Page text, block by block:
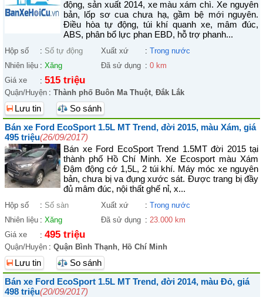
động, sản xuất 2014, xe màu xám chì. Xe nguyên
bản, lốp sơ cua chưa hạ, gầm bệ mới nguyên.
Điều hòa tự động, túi khí quanh xe, mâm đúc,
ABS, phân bổ lực phan EBD, hỗ trợ phanh...
Hộp số : Số tự động Xuất xứ : Trong nước
Nhiên liệu : Xăng Đã sử dụng : 0 km
Giá xe
: 515 triệu
Quận/Huyện : Thành phố Buôn Ma Thuột, Đắk Lắk
Lưu tin
So sánh
Bán xe Ford EcoSport 1.5L MT Trend, đời 2015, màu Xám, giá
495 triệu(26/09/2017)
Bán xe Ford EcoSport Trend 1.5MT đời 2015 tại
thành phố Hồ Chí Minh. Xe Ecosport màu Xám
Đậm động cớ 1,5L, 2 túi khí. Máy móc xe nguyên
bản, chưa bị va đụng xước sát. Được trang bị đầy
đủ mâm đúc, nội thất ghế nỉ, x...
Hộp số : Số sàn Xuất xứ : Trong nước
Nhiên liệu : Xăng Đã sử dụng : 23.000 km
Giá xe
: 495 triệu
Quận/Huyện : Quận Bình Thạnh, Hồ Chí Minh
Lưu tin
So sánh
Bán xe Ford EcoSport 1.5L MT Trend, đời 2014, màu Đỏ, giá
498 triệu(20/09/2017)